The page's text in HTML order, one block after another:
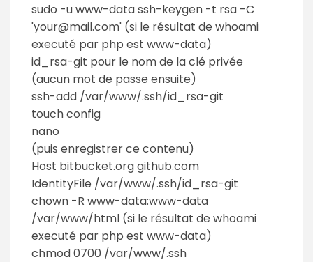
sudo -u www-data ssh-keygen -t rsa -C
'your@mail.com' (si le résultat de whoami
executé par php est www-data)
id_rsa-git pour le nom de la clé privée
(aucun mot de passe ensuite)
ssh-add /var/www/.ssh/id_rsa-git
touch config
nano
(puis enregistrer ce contenu)
Host bitbucket.org github.com
IdentityFile /var/www/.ssh/id_rsa-git
chown -R www-data:www-data
/var/www/html (si le résultat de whoami
executé par php est www-data)
chmod 0700 /var/www/.ssh